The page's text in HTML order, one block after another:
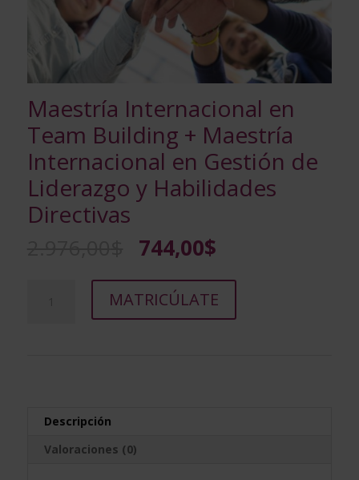
Maestría Internacional en
Team Building + Maestría
Internacional en Gestión de
Liderazgo y Habilidades
Directivas
El
precio
original
era:
2.976,00$.
744,00$El
actual
es:
744,00$.
Internacional
Gestión
MATRICÚLATE
Descripción
Valoraciones (0)